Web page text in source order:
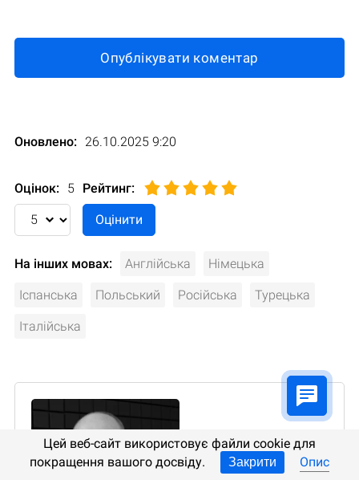
Опублікувати коментар
Оновлено: 26.10.2025 9:20
Оцінок: 5 Рейтинг:
На інших мовах: Англійська Німецька
Іспанська Польський Російська Турецька
Італійська
Цей веб-сайт використовує файли cookie для
покращення вашого досвіду.
Закрити Опис